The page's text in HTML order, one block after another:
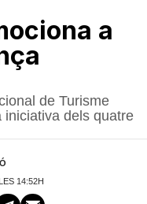
a
de Turisme
dels quatre
14:52H